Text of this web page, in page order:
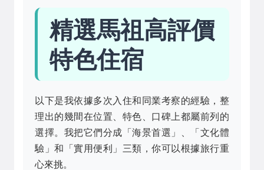
精選馬祖高評價
特色住宿
以下是我依據多次入住和同業考察的經驗，整
理出的幾間在位置、特色、口碑上都屬前列的
選擇。我把它們分成「海景首選」、「文化體
驗」和「實用便利」三類，你可以根據旅行重
心來挑。